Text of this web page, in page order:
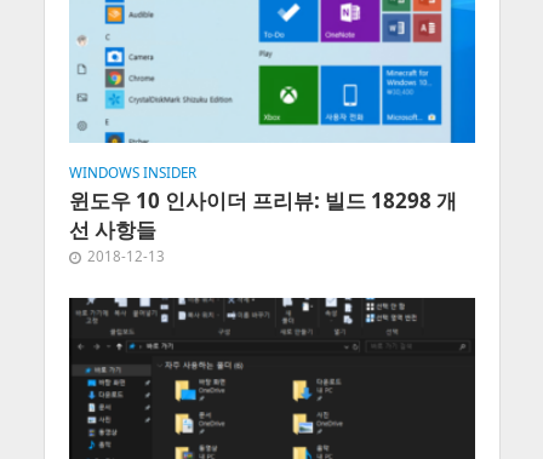
WINDOWS INSIDER
윈도우 10 인사이더 프리뷰: 빌드 18298 개
선 사항들
2018-12-13